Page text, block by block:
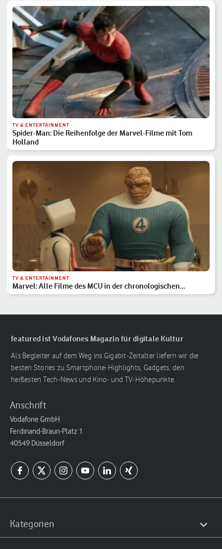
TV & ENTERTAINMENT
Spider-Man: Die Reihenfolge der Marvel-Filme mit Tom
Holland
TV & ENTERTAINMENT
Marvel: Alle Filme des MCU in der chronologischen
Reihenfolge
featured ist Vodafones Magazin für digitale Kultur
Als Begleiter auf dem Weg ins Gigabit-Zeitalter liefern wir die
besten Stories zu Smartphone-Highlights, Gadgets, den
heißesten Tech-News und Kino- und TV-Höhepunkte.
Anschrift
Vodafone GmbH
Ferdinand-Braun-Platz 1
40549 Düsseldorf
Kategorien